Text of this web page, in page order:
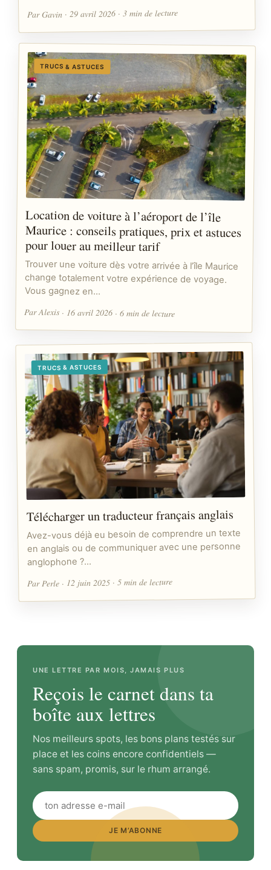
Par Gavin · 29 avril 2026 · 3 min de lecture
TRUCS & ASTUCES
Location de voiture à l’aéroport de l’île
Maurice : conseils pratiques, prix et astuces
pour louer au meilleur tarif
Trouver une voiture dès votre arrivée à l’île Maurice
change totalement votre expérience de voyage.
Vous gagnez en…
Par Alexis · 16 avril 2026 · 6 min de lecture
TRUCS & ASTUCES
Télécharger un traducteur français anglais
Avez-vous déjà eu besoin de comprendre un texte
en anglais ou de communiquer avec une personne
anglophone ?…
Par Perle · 12 juin 2025 · 5 min de lecture
UNE LETTRE PAR MOIS, JAMAIS PLUS
Reçois le carnet dans ta
boîte aux lettres
Nos meilleurs spots, les bons plans testés sur
place et les coins encore confidentiels —
sans spam, promis, sur le rhum arrangé.
JE M’ABONNE